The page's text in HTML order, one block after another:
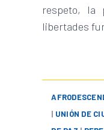
respeto, la
libertades
| UNIÓN DE